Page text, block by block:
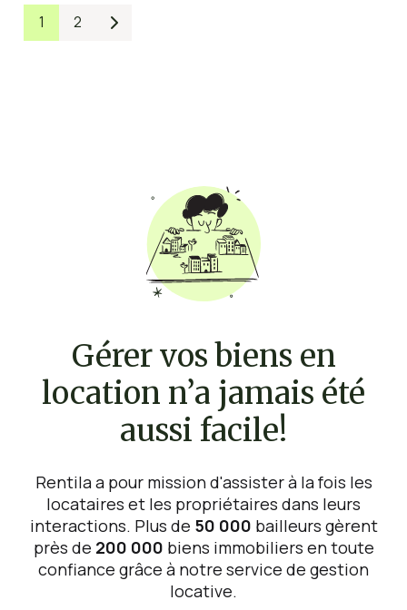
1 2 
Gérer vos biens en
location n’a jamais été
aussi facile!
Rentila a pour mission d'assister à la fois les
locataires et les propriétaires dans leurs
interactions. Plus de 50 000 bailleurs gèrent
près de 200 000 biens immobiliers en toute
confiance grâce à notre service de gestion
locative.